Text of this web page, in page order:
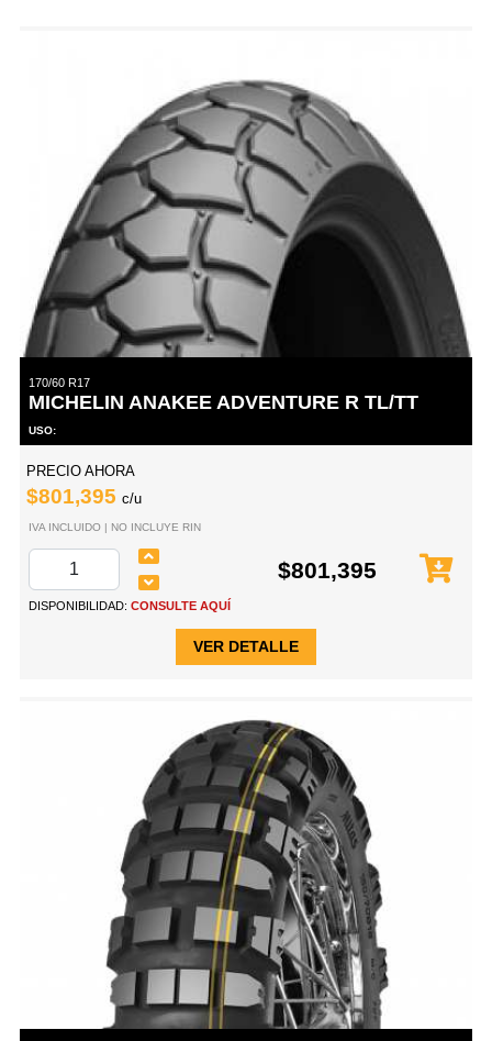
170/60 R17
MICHELIN ANAKEE ADVENTURE R TL/TT
USO:
PRECIO AHORA
$801,395 c/u
IVA INCLUIDO | NO INCLUYE RIN
$801,395
DISPONIBILIDAD: CONSULTE AQUÍ
VER DETALLE